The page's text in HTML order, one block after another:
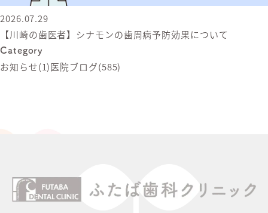
2026.07.29
【川崎の歯医者】シナモンの歯周病予防効果について
Category
お知らせ(1)医院ブログ(585)